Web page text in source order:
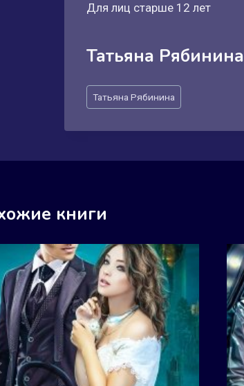
Для лиц старше 12 лет
Татьяна Рябинина
Метки
записи:
Татьяна Рябинина
книги